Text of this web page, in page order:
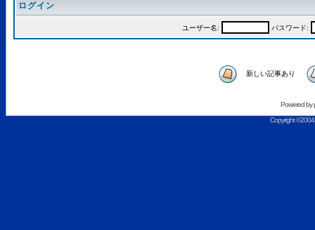
ログイン
ユーザー名: パスワード:
新しい記事あり
Powered by
Copyright ©2004